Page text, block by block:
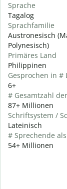
Sprache
Tagalog
Sprachfamilie
Austronesisch
Polynesisch)
Primäres Land
Philippinen
Gesprochen in #
6+
# Gesamtzahl
87+ Millionen
Schriftsystem /
Lateinisch
# Sprechende
54+ Millionen